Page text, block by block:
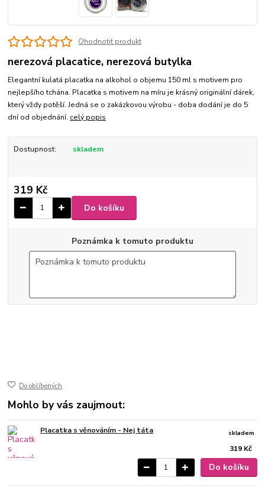
Ohodnotit produkt
nerezová placatice, nerezová butylka
Elegantní kulatá placatka na alkohol o objemu 150 ml s motivem pro
nejlepšího tchána. Placatka s motivem na míru je krásný originální dárek,
který vždy potěší. Jedná se o zakázkovou výrobu - doba dodání je do 5
dní od objednání. celý popis
Dostupnost: skladem
319 Kč
Do košíku
Poznámka k tomuto produktu
Do oblíbených
Mohlo by vás zaujmout:
Placatka s věnováním - Nej táta
319 Kč
skladem
Do košíku